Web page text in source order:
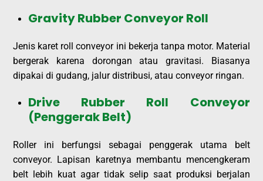
Gravity Rubber Conveyor Roll
Jenis karet roll conveyor ini bekerja tanpa motor. Material
bergerak karena dorongan atau gravitasi. Biasanya
dipakai di gudang, jalur distribusi, atau conveyor ringan.
Drive Rubber Roll Conveyor
(Penggerak Belt)
Roller ini berfungsi sebagai penggerak utama belt
conveyor. Lapisan karetnya membantu mencengkeram
belt lebih kuat agar tidak selip saat produksi berjalan